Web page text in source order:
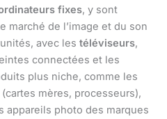
fixes, y sont
marché de l’image et du son
avec les téléviseurs,
connectées et les
plus niche, comme les
mères, processeurs),
appareils photo des marques